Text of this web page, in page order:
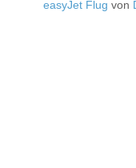
easyJet Flug von